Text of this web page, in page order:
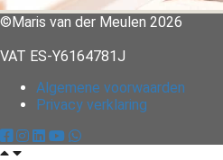
©Maris van der Meulen 2026
VAT ES-Y6164781J
Algemene voorwaarden
Privacy verklaring